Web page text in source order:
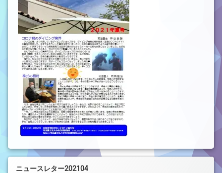
ニュースレター202104